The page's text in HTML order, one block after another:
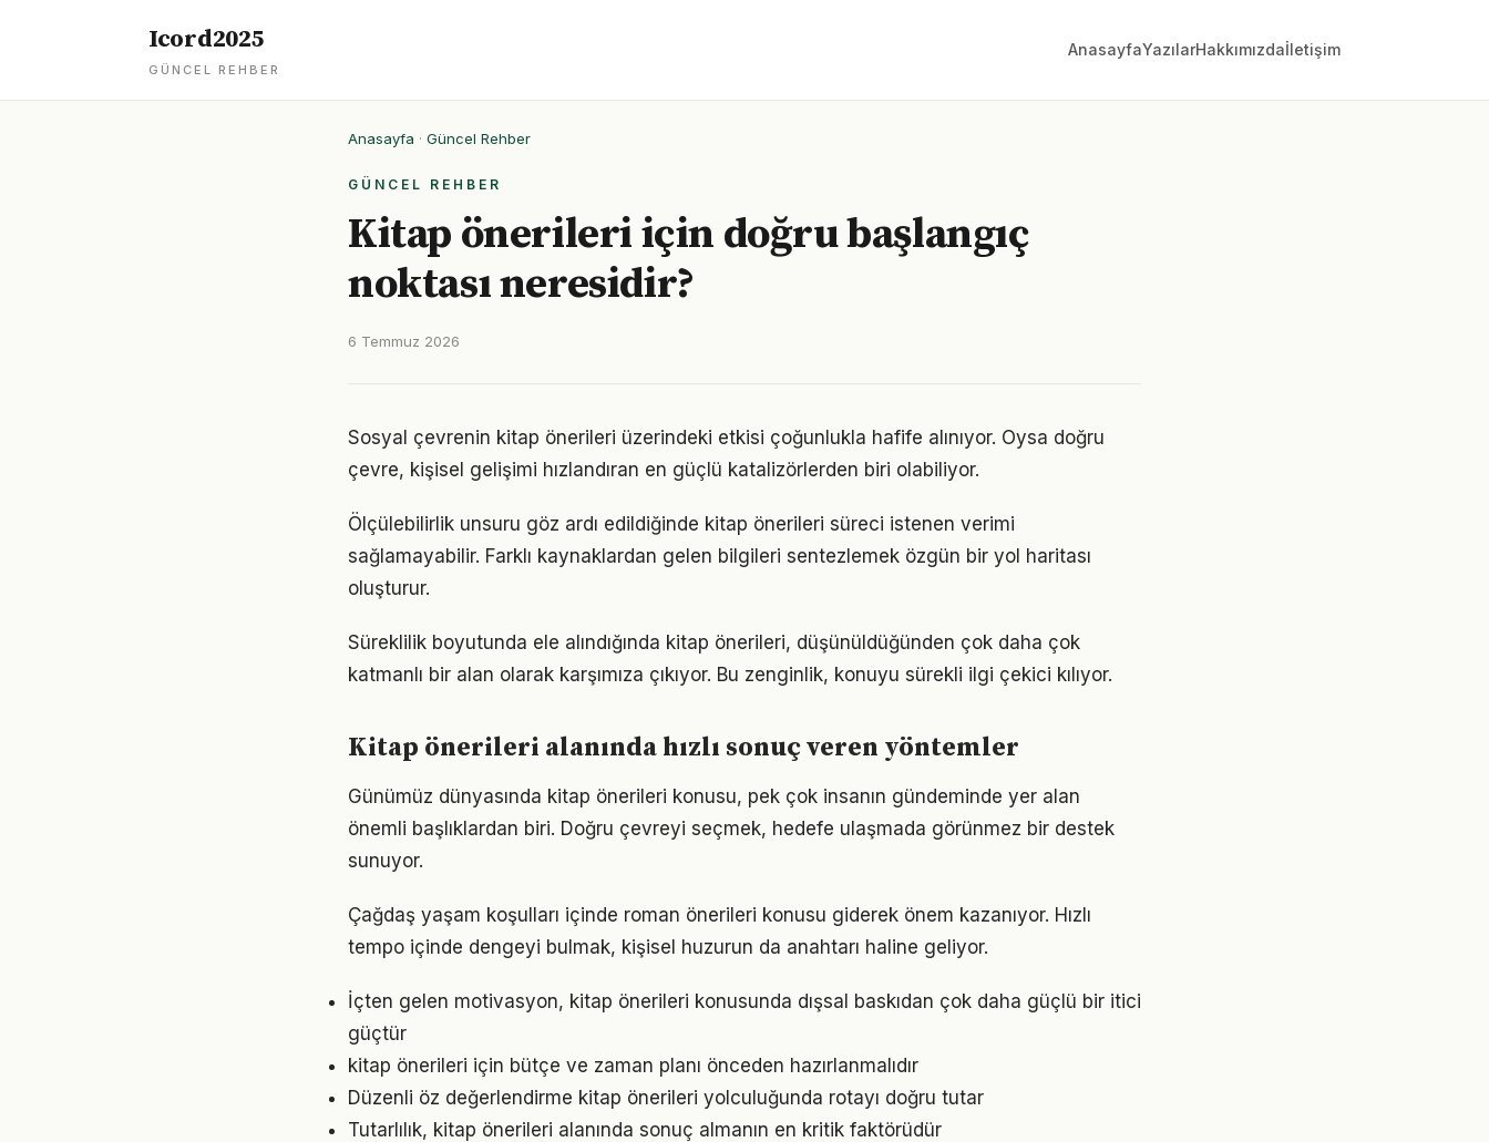
Icord2025
GÜNCEL REHBER
AnasayfaYazılarHakkımızdaİletişim
Anasayfa · Güncel Rehber
GÜNCEL REHBER
Kitap önerileri için doğru başlangıç
noktası neresidir?
6 Temmuz 2026
Sosyal çevrenin kitap önerileri üzerindeki etkisi çoğunlukla hafife alınıyor. Oysa doğru
çevre, kişisel gelişimi hızlandıran en güçlü katalizörlerden biri olabiliyor.
Ölçülebilirlik unsuru göz ardı edildiğinde kitap önerileri süreci istenen verimi
sağlamayabilir. Farklı kaynaklardan gelen bilgileri sentezlemek özgün bir yol haritası
oluşturur.
Süreklilik boyutunda ele alındığında kitap önerileri, düşünüldüğünden çok daha çok
katmanlı bir alan olarak karşımıza çıkıyor. Bu zenginlik, konuyu sürekli ilgi çekici kılıyor.
Kitap önerileri alanında hızlı sonuç veren yöntemler
Günümüz dünyasında kitap önerileri konusu, pek çok insanın gündeminde yer alan
önemli başlıklardan biri. Doğru çevreyi seçmek, hedefe ulaşmada görünmez bir destek
sunuyor.
Çağdaş yaşam koşulları içinde roman önerileri konusu giderek önem kazanıyor. Hızlı
tempo içinde dengeyi bulmak, kişisel huzurun da anahtarı haline geliyor.
İçten gelen motivasyon, kitap önerileri konusunda dışsal baskıdan çok daha güçlü bir itici
güçtür
kitap önerileri için bütçe ve zaman planı önceden hazırlanmalıdır
Düzenli öz değerlendirme kitap önerileri yolculuğunda rotayı doğru tutar
Tutarlılık, kitap önerileri alanında sonuç almanın en kritik faktörüdür